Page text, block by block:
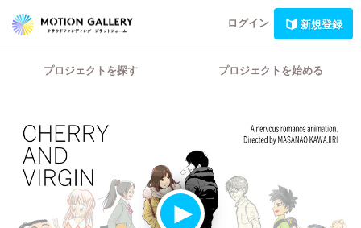
ログイン 新規登録
プロジェクトを探す プロジェクトを始める